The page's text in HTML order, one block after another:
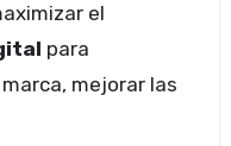
el
para
mejorar las